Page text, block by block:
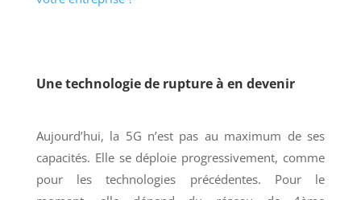
Une technologie de rupture à en devenir
Aujourd’hui, la 5G n’est pas au maximum de ses
capacités. Elle se déploie progressivement, comme
pour les technologies précédentes. Pour le